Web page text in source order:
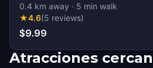
0.4 km away · 5 min walk
★4.6(5 reviews)
$9.99
Atracciones